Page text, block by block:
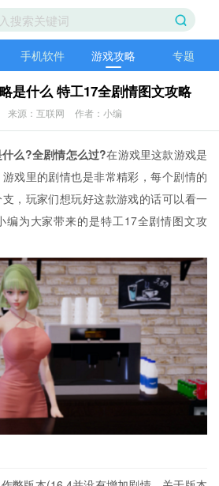
手机软件 游戏攻略 专题
是什么 特工17全剧情图文攻略
来源：互联网 作者：小编
么?全剧情怎么过?在游戏里这款游戏是
戏里的剧情也是非常精彩，每个剧情的
，玩家们想玩好这款游戏的话可以看一
编为大家带来的是特工17全剧情图文攻